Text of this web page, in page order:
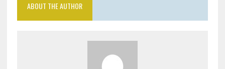
ABOUT THE AUTHOR